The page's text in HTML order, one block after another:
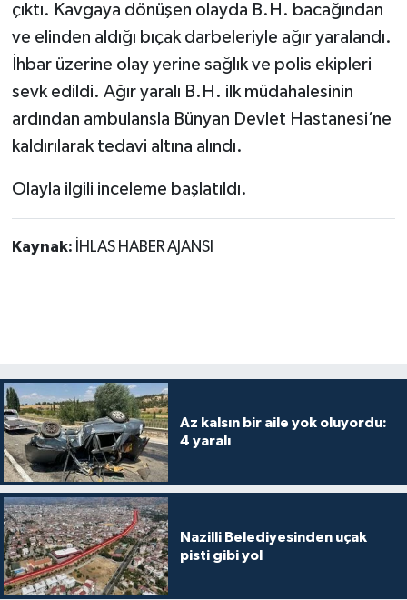
çıktı. Kavgaya dönüşen olayda B.H. bacağından
ve elinden aldığı bıçak darbeleriyle ağır yaralandı.
İhbar üzerine olay yerine sağlık ve polis ekipleri
sevk edildi. Ağır yaralı B.H. ilk müdahalesinin
ardından ambulansla Bünyan Devlet Hastanesi’ne
kaldırılarak tedavi altına alındı.
Olayla ilgili inceleme başlatıldı.
Kaynak: İHLAS HABER AJANSI
Az kalsın bir aile yok oluyordu:
4 yaralı
Nazilli Belediyesinden uçak
pisti gibi yol